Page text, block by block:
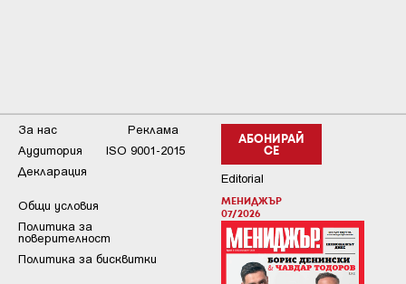
АБОНИРАЙ
СЕ
Editorial
МЕНИДЖЪР
07/2026
За нас
Реклама
Аудитория
ISO 9001-2015
Декларация
Общи условия
Пoлитикa зa
пoвepитeлнocт
Политика за бисквитки